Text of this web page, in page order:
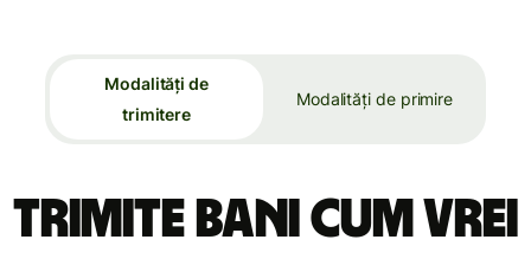
Modalități de
trimitere
Modalități de primire
Trimite bani cum vrei